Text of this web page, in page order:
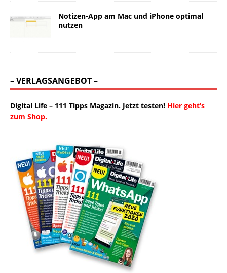
Notizen-App am Mac und iPhone optimal
nutzen
– VERLAGSANGEBOT –
Digital Life – 111 Tipps Magazin. Jetzt testen! Hier geht’s
zum Shop.